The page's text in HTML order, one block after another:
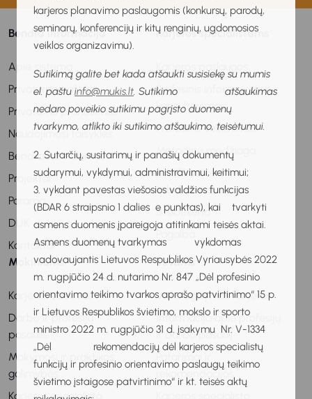
karjeros planavimo paslaugomis (konkursų, parodų,
seminarų, konferencijų ir kitų renginių, ugdomosios
veiklos organizavimu).
Sutikimą galite bet kada atšaukti susisiekę su mumis
el. paštu info@mukis.lt. Sutikimo atšaukimas
nedaro poveikio sutikimu pagrįsto duomenų
tvarkymo, atlikto iki sutikimo atšaukimo, teisėtumui.
2. Sutarčių, susitarimų ir panašių dokumentų
sudarymui, vykdymui, administravimui, keitimui;
3. vykdant pavestas viešosios valdžios funkcijas
(BDAR 6 straipsnio 1 dalies e punktas), kai tvarkyti
asmens duomenis įpareigoja atitinkami teisės aktai.
Asmens duomenų tvarkymas vykdomas
vadovaujantis Lietuvos Respublikos Vyriausybės 2022
m. rugpjūčio 24 d. nutarimo Nr. 847 „Dėl profesinio
orientavimo teikimo tvarkos aprašo patvirtinimo“ 15 p.
ir Lietuvos Respublikos švietimo, mokslo ir sporto
ministro 2022 m. rugpjūčio 31 d. įsakymu Nr. V-1334
„Dėl rekomendacijų dėl karjeros specialistų
funkcijų ir profesinio orientavimo paslaugų teikimo
švietimo įstaigose patvirtinimo“ ir kt. teisės aktų
Bendra informacija
Apie sistemą
Privatumo politika
Privatumo pranešimas
Naudojimosi taisyklės
Bendradarbiavimas
Projektai
Parama
DUK
Kontaktai
Karjeros specialistams
Karjeros paslaugos
Profesinis informavimas ir
konsultavimas
Profesinis veiklinimas
Metodinė medžiaga
Kvalifikacijos
tobulinimas
Stebėsena
Pagalba
Mokiniams
Karjeros vadovas
Darbo ir profesijų
pasaulis
Mokymosi ir praktikos
galimybės
Karjeros specialisto
Tėvams
Vaiko ugdymas karjerai
Informacija apie profesijų
ir darbo pasaulį
Patarimai ir
rekomendacijos